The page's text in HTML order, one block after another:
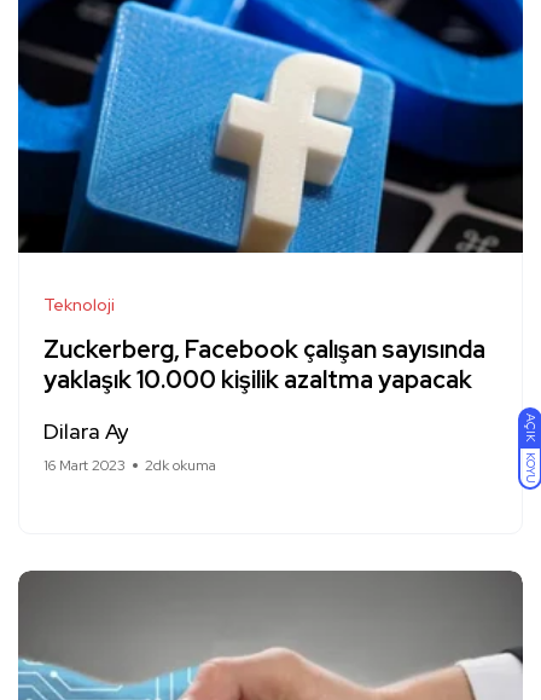
AÇIK
KOYU
Teknoloji
Zuckerberg, Facebook çalışan sayısında
yaklaşık 10.000 kişilik azaltma yapacak
Dilara Ay
16 Mart 2023 2dk okuma